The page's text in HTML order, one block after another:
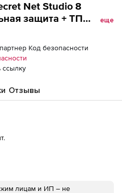
Net Studio 8
защита + ТП
еще
Код безопасности
ссылку
Отзывы
лицам и ИП – не